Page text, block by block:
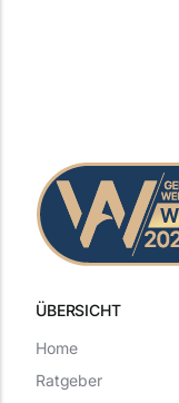
ÜBERSICHT
Home
Ratgeber